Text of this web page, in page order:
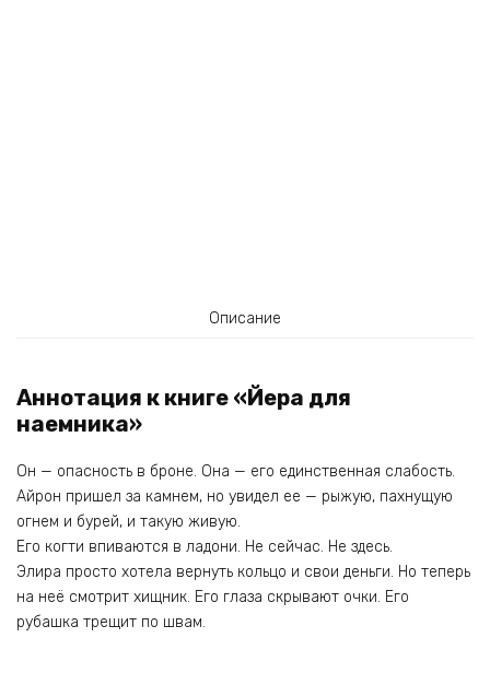
Описание
Аннотация к книге «Йера для
наемника»
Он — опасность в броне. Она — его единственная слабость.
Айрон пришел за камнем, но увидел ее — рыжую, пахнущую
огнем и бурей, и такую живую.
Его когти впиваются в ладони. Не сейчас. Не здесь.
Элира просто хотела вернуть кольцо и свои деньги. Но теперь
на неё смотрит хищник. Его глаза скрывают очки. Его
рубашка трещит по швам.